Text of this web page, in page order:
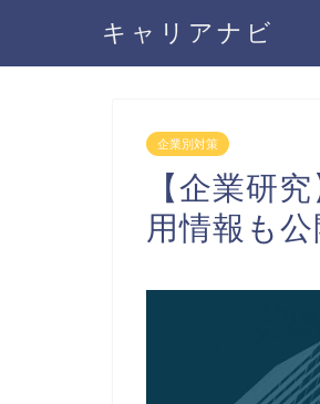
キャリアナビ
企業別対策
【企業研
用情報も公